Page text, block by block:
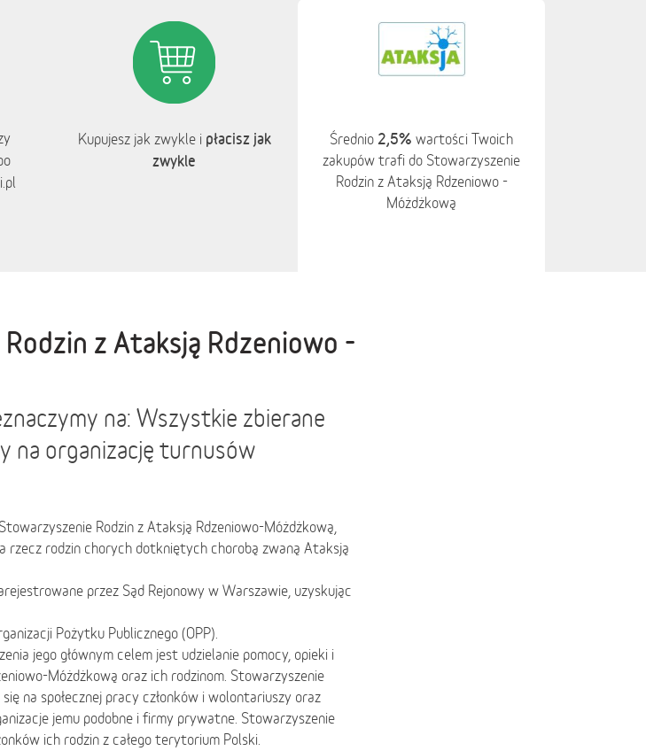
Kupujesz jak zwykle i płacisz jak
zwykle
Średnio 2,5% wartości Twoich
zakupów trafi do Stowarzyszenie
Rodzin z Ataksją Rdzeniowo -
Móżdżkową
z Ataksją Rdzeniowo -
na: Wszystkie zbierane
na organizację turnusów
Rodzin z Ataksją Rdzeniowo-Móżdżkową,
rzecz rodzin chorych dotkniętych chorobą zwaną Ataksją
przez Sąd Rejonowy w Warszawie, uzyskując
Pożytku Publicznego (OPP).
jego głównym celem jest udzielanie pomocy, opieki i
Móżdżkową oraz ich rodzinom. Stowarzyszenie
na społecznej pracy członków i wolontariuszy oraz
jemu podobne i firmy prywatne. Stowarzyszenie
ich rodzin z całego terytorium Polski.